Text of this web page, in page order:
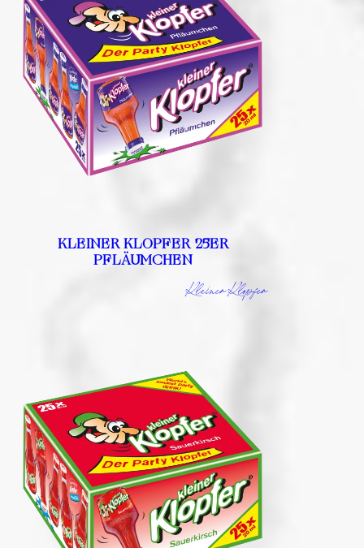
KLEINER KLOPFER 25ER
PFLÄUMCHEN
Kleiner Klopfer